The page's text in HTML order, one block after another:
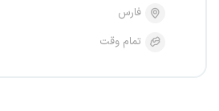
فارس
تمام وقت